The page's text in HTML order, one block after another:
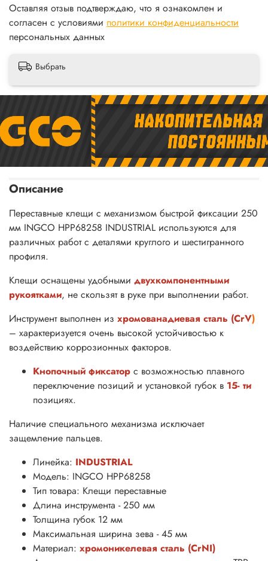
Оставляя отзыв подтверждаю, что я ознакомлен и
согласен с условиями политики конфиденциальности
персональных данных
Выбрать
Описание
Переставные клещи с механизмом быстрой фиксации 250
мм INGCO HPP68258 INDUSTRIAL используются для
различных работ с деталями круглого и шестигранного
профиля.
Клещи оснащены удобными двухкомпонентными
рукоятками, не скользят в руке при выполнении работ.
Инструмент выполнен из хромованадиевая сталь (CrV)
– характеризуется очень высокой устойчивостью к
воздействию коррозионных факторов.
Кнопочный фиксатор с возможностью плавного
переключение позиций и установкой губок в 15- ти
позициях.
Наличие специального механизма исключает
защемление пальцев.
Линейка: INDUSTRIAL
Модель: INGCO HPP68258
Тип товара: Клещи переставные
Длина инструмента - 250 мм
Толщина губок 12 мм
Максимальная ширина зева - 45 мм
Материал: хромоникелевая сталь (CrNI)